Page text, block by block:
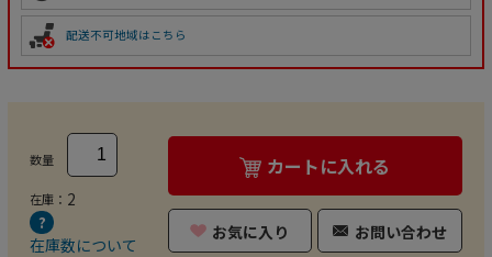
配送不可地域はこちら
数量
在庫： 2
在庫数について
カートに入れる
お気に入り お問い合わせ